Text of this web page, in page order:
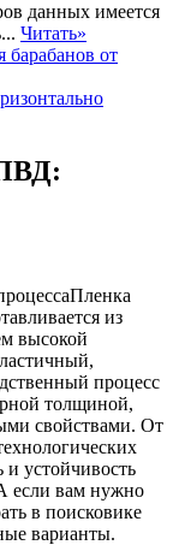
данных имеется
Читать»
от
Пленка
из
высокой
процесс
толщиной,
свойствами. От
и устойчивость
если вам нужно
в поисковике
варианты.